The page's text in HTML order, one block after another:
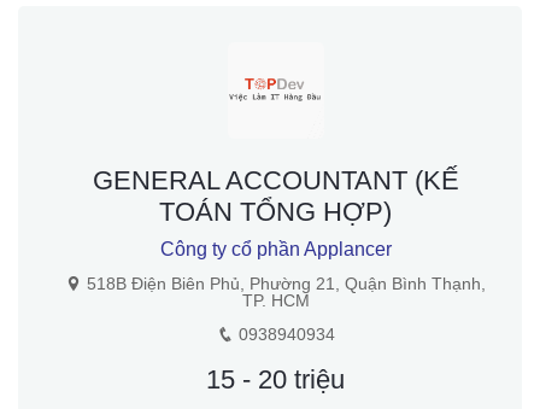
GENERAL ACCOUNTANT (KẾ
TOÁN TỔNG HỢP)
Công ty cổ phần Applancer
518B Điện Biên Phủ, Phường 21, Quận Bình Thạnh,
TP. HCM
0938940934
15 - 20 triệu